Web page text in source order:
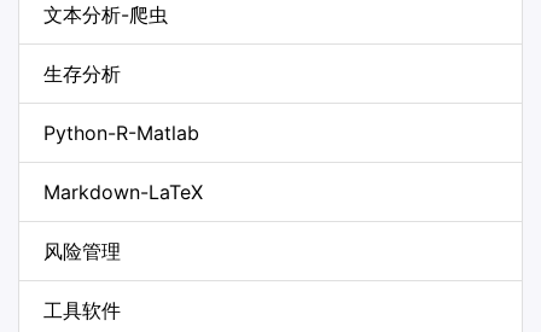
文本分析-爬虫
生存分析
Python-R-Matlab
Markdown-LaTeX
风险管理
工具软件